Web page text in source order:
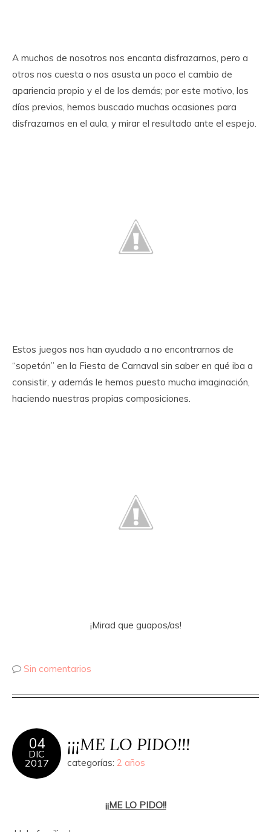
A muchos de nosotros nos encanta disfrazarnos, pero a
otros nos cuesta o nos asusta un poco el cambio de
apariencia propio y el de los demás; por este motivo, los
días previos, hemos buscado muchas ocasiones para
disfrazarnos en el aula, y mirar el resultado ante el espejo.
Estos juegos nos han ayudado a no encontrarnos de
“sopetón” en la Fiesta de Carnaval sin saber en qué iba a
consistir, y además le hemos puesto mucha imaginación,
haciendo nuestras propias composiciones.
¡Mirad que guapos/as!
Sin comentarios
04
DIC
2017
¡¡¡ME LO PIDO!!!
categorías: 2 años
¡¡ME LO PIDO!!